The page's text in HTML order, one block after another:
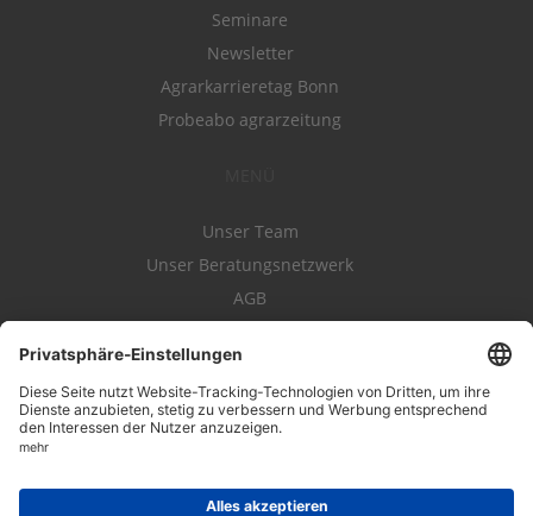
Seminare
Newsletter
Agrarkarrieretag Bonn
Probeabo agrarzeitung
Unser Team
Unser Beratungsnetzwerk
AGB
Datenschutz
Impressum
Kontakt